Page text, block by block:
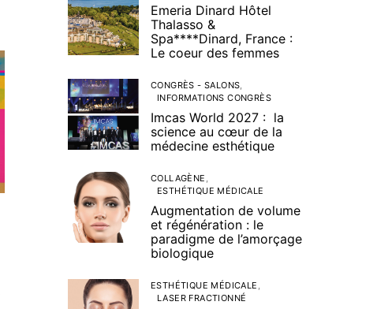
Emeria Dinard Hôtel
Thalasso &
Spa****Dinard, France :
Le coeur des femmes
CONGRÈS - SALONS
INFORMATIONS CONGRÈS
Imcas World 2027 : la
science au cœur de la
médecine esthétique
COLLAGÈNE
ESTHÉTIQUE MÉDICALE
Augmentation de volume
et régénération : le
paradigme de l’amorçage
biologique
ESTHÉTIQUE MÉDICALE
LASER FRACTIONNÉ